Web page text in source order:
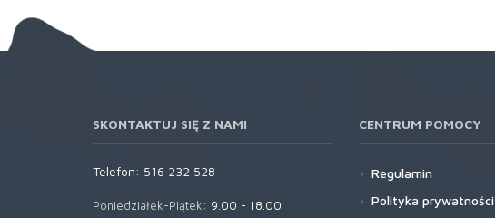
SKONTAKTUJ SIĘ Z NAMI
Telefon: 516 232 528
Poniedziałek-Piątek: 9.00 - 18.00
CENTRUM POMOCY
Regulamin
Polityka prywatności